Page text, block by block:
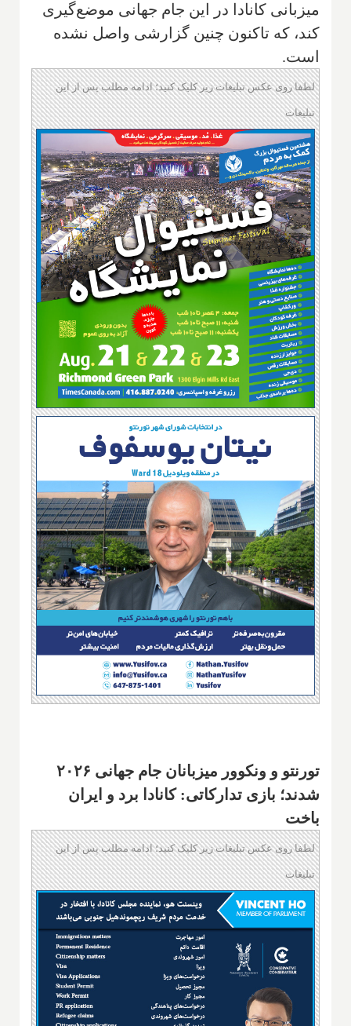
میزبانی کانادا در این جام جهانی موضع‌گیری
کند، که تاکنون چنین گزارشی واصل نشده
است.
لطفا روی عکس تبلیغات زیر کلیک کنید؛ ادامه مطلب پس از این
تبلیغات
تورنتو و ونکوور میزبانان جام جهانی ۲۰۲۶
شدند؛ بازی تدارکاتی: کانادا برد و ایران
باخت
لطفا روی عکس تبلیغات زیر کلیک کنید؛ ادامه مطلب پس از این
تبلیغات